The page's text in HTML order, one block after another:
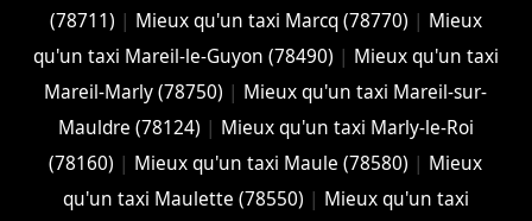
(78711) | Mieux qu'un taxi Marcq (78770) | Mieux
qu'un taxi Mareil-le-Guyon (78490) | Mieux qu'un taxi
Mareil-Marly (78750) | Mieux qu'un taxi Mareil-sur-
Mauldre (78124) | Mieux qu'un taxi Marly-le-Roi
(78160) | Mieux qu'un taxi Maule (78580) | Mieux
qu'un taxi Maulette (78550) | Mieux qu'un taxi